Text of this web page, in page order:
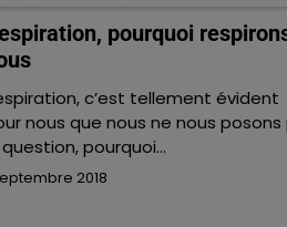
pourquoi
c’est tellement évident
nous que nous ne nous posons
pourquoi…
2018